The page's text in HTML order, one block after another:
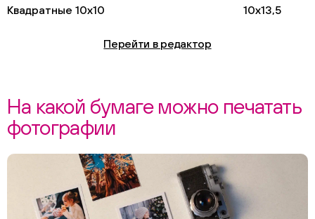
Квадратные 10х10 10х13,5
Перейти в редактор
На какой бумаге можно печатать
фотографии